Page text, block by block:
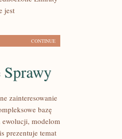
jest
CONTINUE
zainteresowanie
bazę
ewolucji, modelom
prezentuje temat